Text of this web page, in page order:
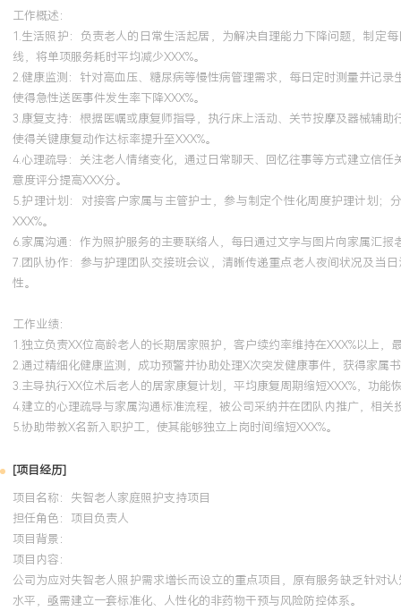
工作概述：
1.生活照护：负责老人的日常生活起居，为解决自理能力下降问题，制定
线，将单项服务耗时平均减少XXX%。
2.健康监测：针对高血压、糖尿病等慢性病管理需求，每日定时测量并记
使得急性送医事件发生率下降XXX%。
3.康复支持：根据医嘱或康复师指导，执行床上活动、关节按摩及器械辅
使得关键康复动作达标率提升至XXX%。
4.心理疏导：关注老人情绪变化，通过日常聊天、回忆往事等方式建立信
意度评分提高XXX分。
5.护理计划：对接客户家属与主管护士，参与制定个性化周度护理计划
XXX%。
6.家属沟通：作为照护服务的主要联络人，每日通过文字与图片向家属汇
7.团队协作：参与护理团队交接班会议，清晰传递重点老人夜间状况及当
性。
工作业绩：
1.独立负责XX位高龄老人的长期居家照护，客户续约率维持在XXX%以上，
2.通过精细化健康监测，成功预警并协助处理X次突发健康事件，获得家属
3.主导执行XX位术后老人的居家康复计划，平均康复周期缩短XXX%，功能
4.建立的心理疏导与家属沟通标准流程，被公司采纳并在团队内推广，相关
5.协助带教X名新入职护工，使其能够独立上岗时间缩短XXX%。
[项目经历]
项目名称：失智老人家庭照护支持项目
担任角色： 项目负责人
项目背景：
项目内容：
公司为应对失智老人照护需求增长而设立的重点项目，原有服务缺乏针对
水平，亟需建立一套标准化、人性化的非药物干预与风险防控体系。